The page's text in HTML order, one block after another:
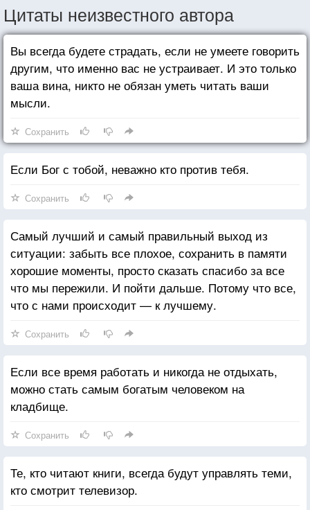
Цитаты неизвестного автора
Вы всегда будете страдать, если не умеете говорить
другим, что именно вас не устраивает. И это только
ваша вина, никто не обязан уметь читать ваши
мысли.
Сохранить
Если Бог с тобой, неважно кто против тебя.
Сохранить
Самый лучший и самый правильный выход из
ситуации: забыть все плохое, сохранить в памяти
хорошие моменты, просто сказать спасибо за все
что мы пережили. И пойти дальше. Потому что все,
что с нами происходит — к лучшему.
Сохранить
Если все время работать и никогда не отдыхать,
можно стать самым богатым человеком на
кладбище.
Сохранить
Те, кто читают книги, всегда будут управлять теми,
кто смотрит телевизор.